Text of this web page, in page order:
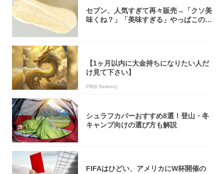
セブン、人気すぎて再々販売→「クソ美
味くね？」「美味すぎる」やっぱこのク
【1ヶ月以内に大金持ちになりたい人だ
け見て下さい】
PR(Il Sereno)
シュラフカバーおすすめ8選！登山・冬
キャンプ向けの選び方も解説
FIFAはひどい、アメリカにW杯開催の